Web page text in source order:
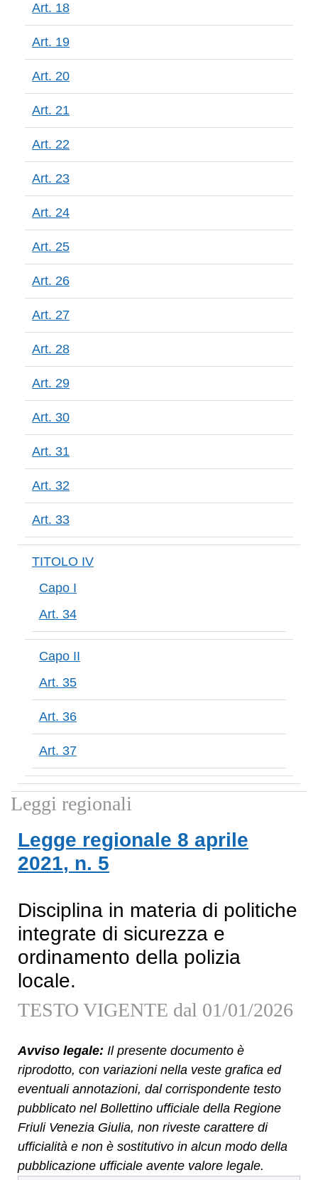
Art. 18
Art. 19
Art. 20
Art. 21
Art. 22
Art. 23
Art. 24
Art. 25
Art. 26
Art. 27
Art. 28
Art. 29
Art. 30
Art. 31
Art. 32
Art. 33
TITOLO IV
Capo I
Art. 34
Capo II
Art. 35
Art. 36
Art. 37
Leggi regionali
Legge regionale 8 aprile
2021, n. 5
Disciplina in materia di politiche
integrate di sicurezza e
ordinamento della polizia
locale.
TESTO VIGENTE dal 01/01/2026
Avviso legale: Il presente documento è
riprodotto, con variazioni nella veste grafica ed
eventuali annotazioni, dal corrispondente testo
pubblicato nel Bollettino ufficiale della Regione
Friuli Venezia Giulia, non riveste carattere di
ufficialità e non è sostitutivo in alcun modo della
pubblicazione ufficiale avente valore legale.